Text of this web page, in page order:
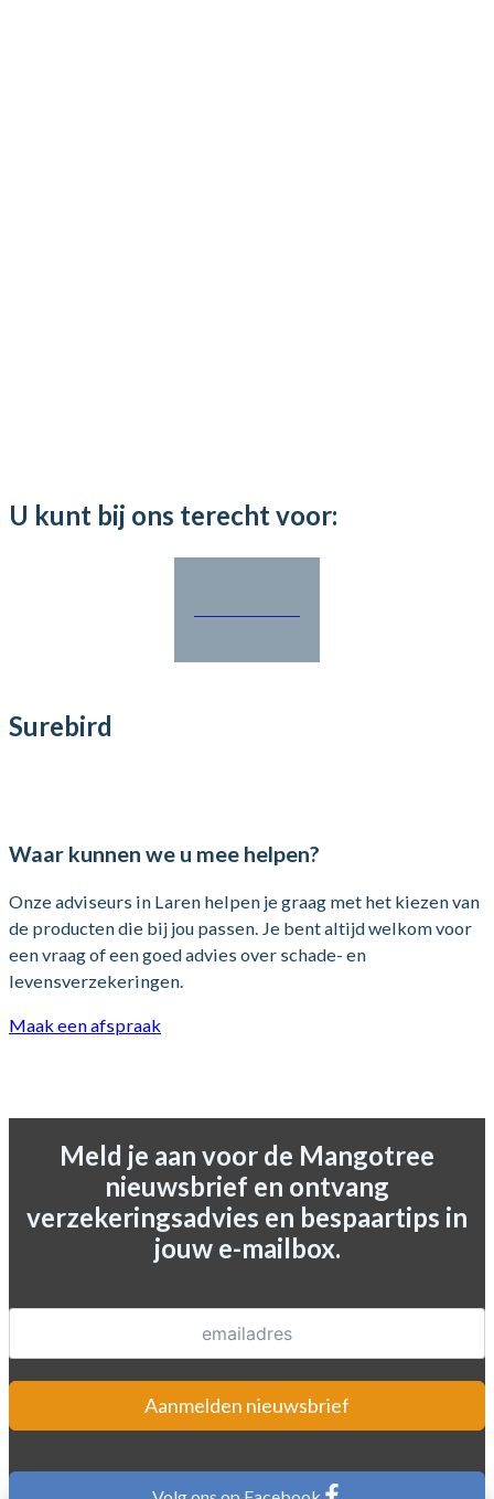
U kunt bij ons terecht voor:
Surebird
Waar kunnen we u mee helpen?
Onze adviseurs in Laren helpen je graag met het kiezen van
de producten die bij jou passen. Je bent altijd welkom voor
een vraag of een goed advies over schade- en
levensverzekeringen.
Maak een afspraak
Meld je aan voor de Mangotree
nieuwsbrief en ontvang
verzekeringsadvies en bespaartips in
jouw e-mailbox.
Aanmelden nieuwsbrief